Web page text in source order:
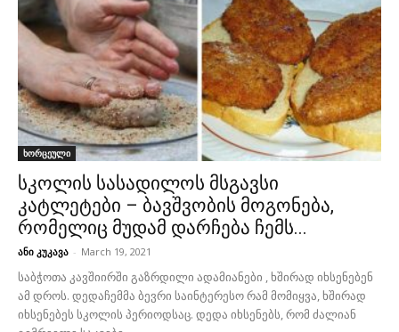
ხორცეული
სკოლის სასადილოს მსგავსი
კატლეტები – ბავშვობის მოგონება,
რომელიც მუდამ დარჩება ჩემს...
ანი კუკავა - March 19, 2021
საბჭოთა კავშიირში გაზრდილი ადამიანები , ხშირად იხსენებენ
ამ დროს. დედაჩემმა ბევრი საინტერესო რამ მომიყვა, ხშირად
იხსენებეს სკოლის პერიოდსაც. დედა იხსენებს, რომ ძალიან